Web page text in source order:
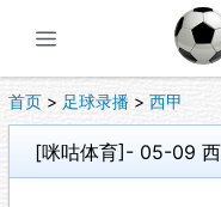
首页 > 足球录播 > 西甲